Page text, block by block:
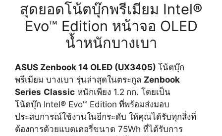
สุดยอดโน้ตบุ๊กพรีเมียม Intel®
Evo™ Edition หน้าจอ OLED
น้ำหนักบางเบา
ASUS Zenbook 14 OLED (UX3405) โน้ตบุ๊ก
พรีเมียม บางเบา รุ่นล่าสุดในตระกูล Zenbook
Series Classic หนักเพียง 1.2 กก. โดยเป็น
โน้ตบุ๊ก Intel® Evo™ Edition ที่พร้อมส่งมอบ
ประสบการณ์ใช้งานในอีกระดับ ให้คุณได้รับทุกสิ่งที่
ต้องการด้วยแบตเตอรี่ขนาด 75Wh ที่ได้รับการ